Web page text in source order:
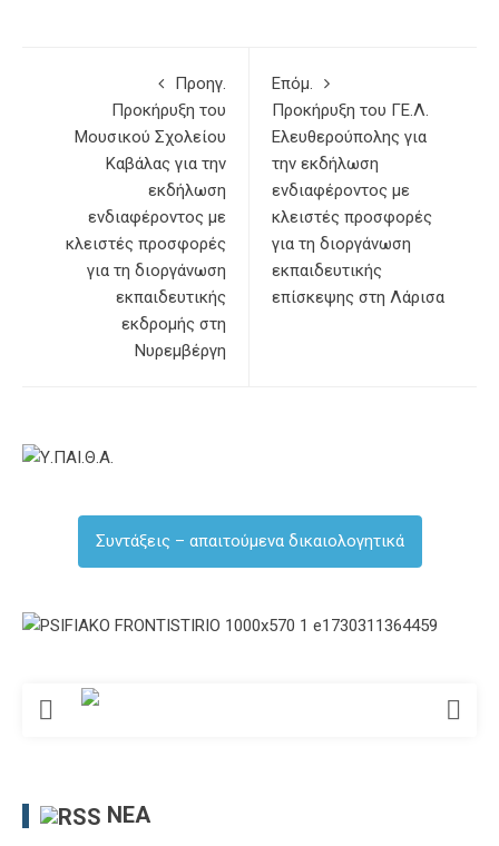
Προηγ.
Προκήρυξη του
Μουσικού Σχολείου
Καβάλας για την
εκδήλωση
ενδιαφέροντος με
κλειστές προσφορές
για τη διοργάνωση
εκπαιδευτικής
εκδρομής στη
Νυρεμβέργη
Επόμ.
Προκήρυξη του ΓΕ.Λ.
Ελευθερούπολης για
την εκδήλωση
ενδιαφέροντος με
κλειστές προσφορές
για τη διοργάνωση
εκπαιδευτικής
επίσκεψης στη Λάρισα
Συντάξεις – απαιτούμενα δικαιολογητικά
ΝΈΑ